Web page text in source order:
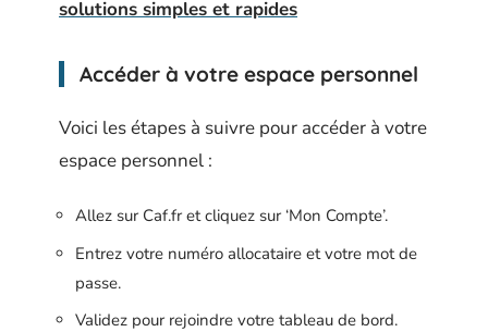
solutions simples et rapides
Accéder à votre espace personnel
Voici les étapes à suivre pour accéder à votre
espace personnel :
Allez sur Caf.fr et cliquez sur ‘Mon Compte’.
Entrez votre numéro allocataire et votre mot de
passe.
Validez pour rejoindre votre tableau de bord.